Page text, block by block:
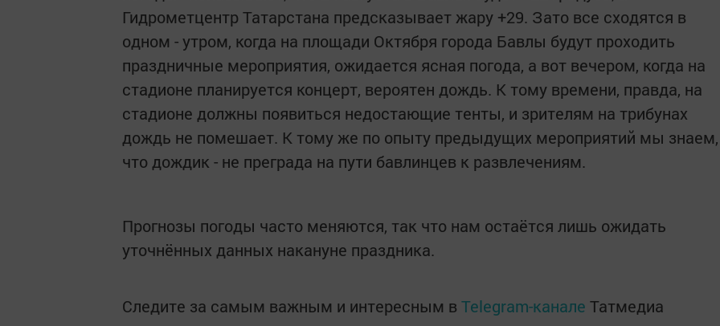
Гидрометцентр Татарстана предсказывает жару +29. Зато все сходятся в
одном - утром, когда на площади Октября города Бавлы будут проходить
праздничные мероприятия, ожидается ясная погода, а вот вечером, когда на
стадионе планируется концерт, вероятен дождь. К тому времени, правда, на
стадионе должны появиться недостающие тенты, и зрителям на трибунах
дождь не помешает. К тому же по опыту предыдущих мероприятий мы знаем,
что дождик - не преграда на пути бавлинцев к развлечениям.
Прогнозы погоды часто меняются, так что нам остаётся лишь ожидать
уточнённых данных накануне праздника.
Следите за самым важным и интересным в Telegram-канале Татмедиа